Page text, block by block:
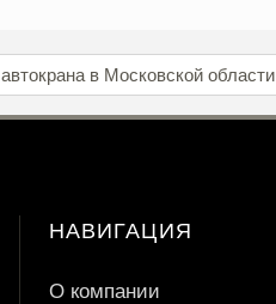
в Московской области
НАВИГАЦИЯ
О компании